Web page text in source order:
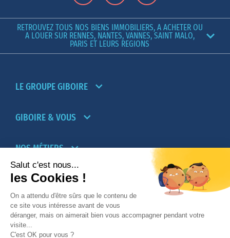
RETROUVEZ TOUS NOS BIENS IMMOBILIERS, A ACHETER OU
A LOUER SUR RENNES, NANTES, VANNES, SAINT MALO,
PARIS ET LEURS REGIONS
LE GROUPE GIBOIRE
GIBOIRE & VOUS
NOS MÉTIERS
PARTENAIRES
NOTRE RÉSEAU D’AGENCES TRANSACTION-
LOCATION